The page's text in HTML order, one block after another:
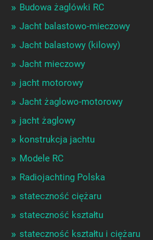
Budowa żaglówki RC
Jacht balastowo-mieczowy
Jacht balastowy (kilowy)
Jacht mieczowy
jacht motorowy
Jacht żaglowo-motorowy
jacht żaglowy
konstrukcja jachtu
Modele RC
Radiojachting Polska
stateczność ciężaru
stateczność kształtu
stateczność kształtu i ciężaru